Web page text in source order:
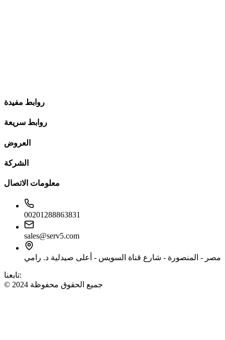
روابط مفيدة
روابط سريعة
العروض
الشركة
معلومات الاتصال
00201288863831
sales@serv5.com
مصر - المنصورة - شارع قناة السويس - أعلى صيدلية د. رامي
تابعنا:
© 2024 جميع الحقوق محفوظة